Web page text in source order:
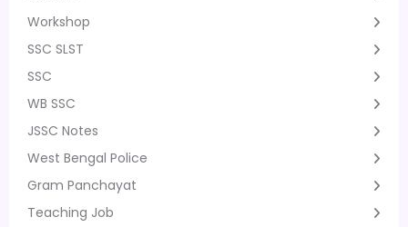
Workshop
SSC SLST
SSC
WB SSC
JSSC Notes
West Bengal Police
Gram Panchayat
Teaching Job